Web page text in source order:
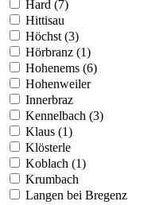
Hard (7)
Hittisau
Höchst (3)
Hörbranz (1)
Hohenems (6)
Hohenweiler
Innerbraz
Kennelbach (3)
Klaus (1)
Klösterle
Koblach (1)
Krumbach
Langen bei Bregenz